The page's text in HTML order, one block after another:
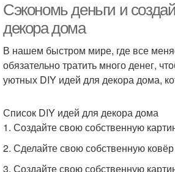
Сэкономь деньги и
декора дома
В нашем быстром мире, где все
обязательно тратить много денег,
уютных DIY идей для декора дома,
Список DIY идей для декора дома
1. Создайте свою собственную
2. Сделайте свою собственную
3. Создайте свою собственную